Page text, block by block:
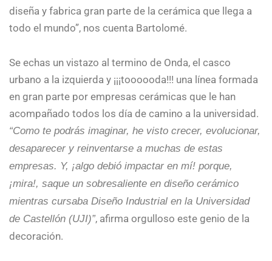
diseña y fabrica gran parte de la cerámica que llega a
todo el mundo”, nos cuenta Bartolomé.
Se echas un vistazo al termino de Onda, el casco
urbano a la izquierda y ¡¡¡toooooda!!! una línea formada
en gran parte por empresas cerámicas que le han
acompañado todos los día de camino a la universidad.
“Como te podrás imaginar, he visto crecer, evolucionar,
desaparecer y reinventarse a muchas de estas
empresas. Y, ¡algo debió impactar en mí! porque,
¡mira!, saque un sobresaliente en diseño cerámico
mientras cursaba Diseño Industrial en la Universidad
de Castellón (UJI)”, afirma orgulloso este genio de la
decoración.